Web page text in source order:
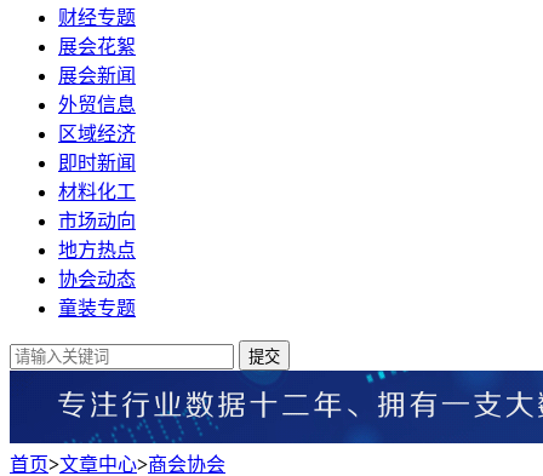
财经专题
展会花絮
展会新闻
外贸信息
区域经济
即时新闻
材料化工
市场动向
地方热点
协会动态
童装专题
提交
首页>文章中心>商会协会